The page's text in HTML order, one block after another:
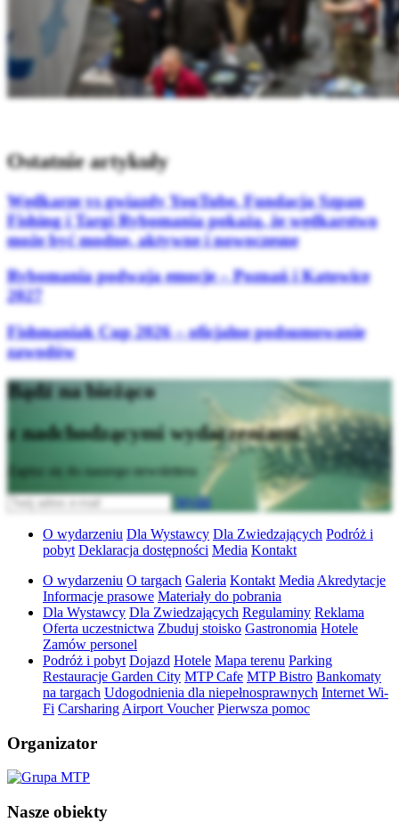
Ostatnie artykuły
Wędkarze vs gwiazdy YouTube. Fundacja Szpan
Fishing i Targi Rybomania pokażą, że wędkarstwo
może być modne, aktywne i nowoczesne
Rybomania podwaja emocje – Poznań i Katowice
2027
Fishmaniak Cup 2026 – oficjalne podsumowanie
zawodów
Bądź na bieżąco
z nadchodzącymi wydarzeniami
Zapisz się do naszego newslettera
Wyślij
O wydarzeniu Dla Wystawcy Dla Zwiedzających Podróż i
pobyt Deklaracja dostępności Media Kontakt
O wydarzeniu O targach Galeria Kontakt Media Akredytacje
Informacje prasowe Materiały do pobrania
Dla Wystawcy Dla Zwiedzających Regulaminy Reklama
Oferta uczestnictwa Zbuduj stoisko Gastronomia Hotele
Zamów personel
Podróż i pobyt Dojazd Hotele Mapa terenu Parking
Restauracje Garden City MTP Cafe MTP Bistro Bankomaty
na targach Udogodnienia dla niepełnosprawnych Internet Wi-
Fi Carsharing Airport Voucher Pierwsza pomoc
Organizator
Nasze obiekty